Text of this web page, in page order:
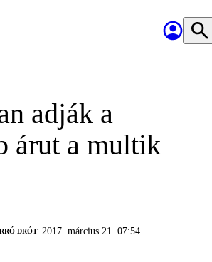
adják a
árut a multik
DRÓT 2017. március 21. 07:54